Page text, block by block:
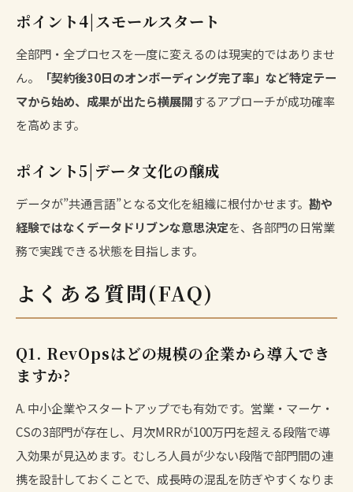
ポイント4|スモールスタート
全部門・全プロセスを一度に変えるのは現実的ではありませ
ん。
「契約後30日のオンボーディング完了率」など特定テー
マから始め、成果が出たら横展開するアプローチが成功確率
を高めます。
ポイント5|データ文化の醸成
データが”共通言語”となる文化を組織に根付かせます。 勘や
経験ではなくデータドリブンな意思決定を、各部門の日常業
務で実践できる状態を目指します。
よくある質問(FAQ)
Q1. RevOpsはどの規模の企業から導入でき
ますか?
A. 中小企業やスタートアップでも有効です。営業・マーケ・
CSの3部門が存在し、月次MRRが100万円を超える段階で導
入効果が見込めます。むしろ人員が少ない段階で部門間の連
携を設計しておくことで、成長時の混乱を防ぎやすくなりま